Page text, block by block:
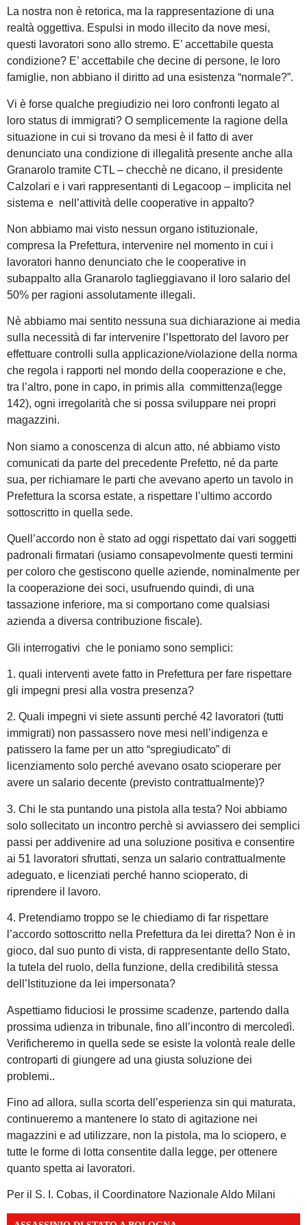
La nostra non è retorica, ma la rappresentazione di una
realtà oggettiva. Espulsi in modo illecito da nove mesi,
questi lavoratori sono allo stremo. E’ accettabile questa
condizione? E’ accettabile che decine di persone, le loro
famiglie, non abbiano il diritto ad una esistenza “normale?”.
Vi è forse qualche pregiudizio nei loro confronti legato al
loro status di immigrati? O semplicemente la ragione della
situazione in cui si trovano da mesi è il fatto di aver
denunciato una condizione di illegalità presente anche alla
Granarolo tramite CTL – checchè ne dicano, il presidente
Calzolari e i vari rappresentanti di Legacoop – implicita nel
sistema e nell’attività delle cooperative in appalto?
Non abbiamo mai visto nessun organo istituzionale,
compresa la Prefettura, intervenire nel momento in cui i
lavoratori hanno denunciato che le cooperative in
subappalto alla Granarolo taglieggiavano il loro salario del
50% per ragioni assolutamente illegali.
Nè abbiamo mai sentito nessuna sua dichiarazione ai media
sulla necessità di far intervenire l’Ispettorato del lavoro per
effettuare controlli sulla applicazione/violazione della norma
che regola i rapporti nel mondo della cooperazione e che,
tra l’altro, pone in capo, in primis alla committenza(legge
142), ogni irregolarità che si possa sviluppare nei propri
magazzini.
Non siamo a conoscenza di alcun atto, né abbiamo visto
comunicati da parte del precedente Prefetto, né da parte
sua, per richiamare le parti che avevano aperto un tavolo in
Prefettura la scorsa estate, a rispettare l’ultimo accordo
sottoscritto in quella sede.
Quell’accordo non è stato ad oggi rispettato dai vari soggetti
padronali firmatari (usiamo consapevolmente questi termini
per coloro che gestiscono quelle aziende, nominalmente per
la cooperazione dei soci, usufruendo quindi, di una
tassazione inferiore, ma si comportano come qualsiasi
azienda a diversa contribuzione fiscale).
Gli interrogativi che le poniamo sono semplici:
1. quali interventi avete fatto in Prefettura per fare rispettare
gli impegni presi alla vostra presenza?
2. Quali impegni vi siete assunti perché 42 lavoratori (tutti
immigrati) non passassero nove mesi nell’indigenza e
patissero la fame per un atto “spregiudicato” di
licenziamento solo perché avevano osato scioperare per
avere un salario decente (previsto contrattualmente)?
3. Chi le sta puntando una pistola alla testa? Noi abbiamo
solo sollecitato un incontro perchè si avviassero dei semplici
passi per addivenire ad una soluzione positiva e consentire
ai 51 lavoratori sfruttati, senza un salario contrattualmente
adeguato, e licenziati perché hanno scioperato, di
riprendere il lavoro.
4. Pretendiamo troppo se le chiediamo di far rispettare
l’accordo sottoscritto nella Prefettura da lei diretta? Non è in
gioco, dal suo punto di vista, di rappresentante dello Stato,
la tutela del ruolo, della funzione, della credibilità stessa
dell’Istituzione da lei impersonata?
Aspettiamo fiduciosi le prossime scadenze, partendo dalla
prossima udienza in tribunale, fino all’incontro di mercoledì.
Verificheremo in quella sede se esiste la volontà reale delle
controparti di giungere ad una giusta soluzione dei
problemi..
Fino ad allora, sulla scorta dell’esperienza sin qui maturata,
continueremo a mantenere lo stato di agitazione nei
magazzini e ad utilizzare, non la pistola, ma lo sciopero, e
tutte le forme di lotta consentite dalla legge, per ottenere
quanto spetta ai lavoratori.
Per il S. I. Cobas, il Coordinatore Nazionale Aldo Milani